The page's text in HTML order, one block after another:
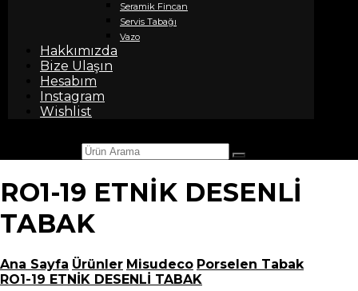
Seramik Fincan
Servis Tabağı
Vazo
Hakkımızda
Bize Ulaşın
Hesabım
Instagram
Wishlist
RO1-19 ETNİK DESENLİ
TABAK
Ana Sayfa Ürünler Misudeco Porselen Tabak
RO1-19 ETNİK DESENLİ TABAK